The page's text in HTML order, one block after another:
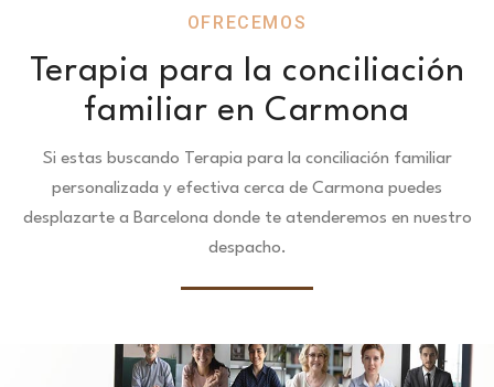
OFRECEMOS
Terapia para la conciliación
familiar en Carmona
Si estas buscando Terapia para la conciliación familiar
personalizada y efectiva cerca de Carmona puedes
desplazarte a Barcelona donde te atenderemos en nuestro
despacho.